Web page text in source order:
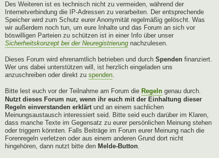
Des Weiteren ist es technisch nicht zu vermeiden, während der
Internetverbindung die IP-Adressen zu verarbeiten. Der entsprechende
Speicher wird zum Schutz eurer Anonymität regelmäßig gelöscht. Was
wir außerdem noch tun, um eure Inhalte und das Forum an sich vor
böswilligen Parteien zu schützen ist in einer Info über unser
Sicherheitskonzept bei der Neuregistrierung nachzulesen.
Dieses Forum wird ehrenamtlich betrieben und durch Spenden finanziert.
Wer uns dabei unterstützen will, ist herzlich eingeladen uns
anzuschreiben oder direkt zu spenden.
Bitte lest euch vor der Teilnahme am Forum die Regeln genau durch.
Nutzt dieses Forum nur, wenn ihr euch mit der Einhaltung dieser
Regeln einverstanden erklärtund an einem sachlichen
Meinungsaustausch interessiert seid. Bitte seid euch darüber im Klaren,
dass manche Texte im Gegensatz zu eurer persönlichen Meinung stehen
oder triggern könnten. Falls Beiträge im Forum eurer Meinung nach die
Forenregeln verletzen oder aus einem anderen Grund dort nicht
hingehören, dann nutzt bitte den Melde-Button.